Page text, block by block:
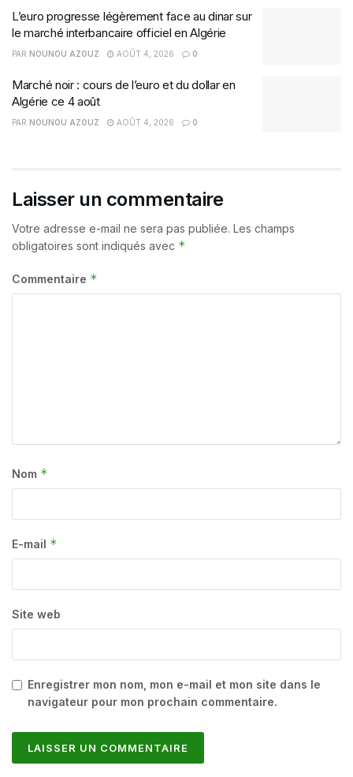
L’euro progresse légèrement face au dinar sur
le marché interbancaire officiel en Algérie
PAR NOUNOU AZOUZ AOÛT 4, 2026 0
Marché noir : cours de l’euro et du dollar en
Algérie ce 4 août
PAR NOUNOU AZOUZ AOÛT 4, 2026 0
Laisser un commentaire
Votre adresse e-mail ne sera pas publiée. Les champs
obligatoires sont indiqués avec *
Commentaire *
Nom *
E-mail *
Site web
Enregistrer mon nom, mon e-mail et mon site dans le
navigateur pour mon prochain commentaire.